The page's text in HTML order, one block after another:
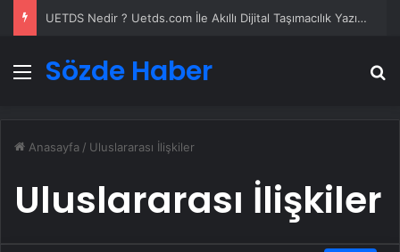
UETDS Nedir ? Uetds.com İle Akıllı Dijital Taşımacılık Yazılımı
Menü
Sözde Haber
Anasayfa / Uluslararası İlişkiler
Uluslararası İlişkiler